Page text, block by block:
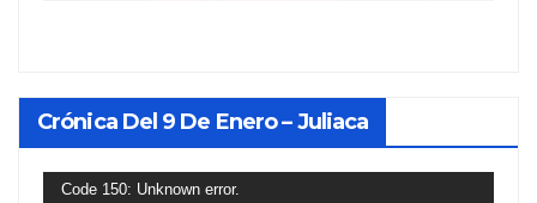
Crónica Del 9 De Enero – Juliaca
Reproductor
Code 150: Unknown error.